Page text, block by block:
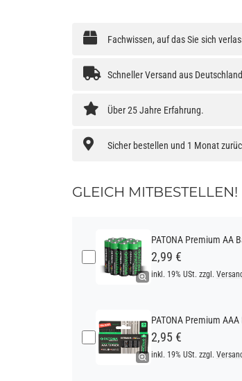
Fachwissen, auf das Sie sich
Schneller Versand aus
Über 25 Jahre Erfahrung.
Sicher bestellen und 1 Monat
GLEICH MITBESTELLEN!
PATONA Premium AA
2,99 €
inkl. 19% USt. zzgl.
PATONA Premium
2,95 €
inkl. 19% USt. zzgl.